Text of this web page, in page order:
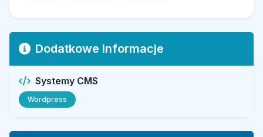
Dodatkowe informacje
Systemy CMS
Wordpress